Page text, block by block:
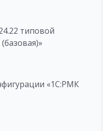
типовой
«1С:РМК